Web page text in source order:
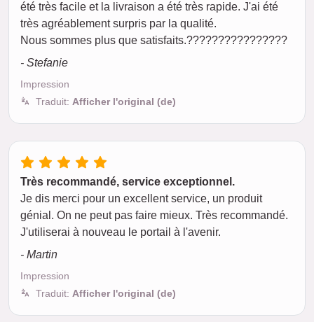
été très facile et la livraison a été très rapide. J'ai été
très agréablement surpris par la qualité.
Nous sommes plus que satisfaits.????????????????
- Stefanie
Impression
Traduit: Afficher l'original (de)
Très recommandé, service exceptionnel.
Je dis merci pour un excellent service, un produit
génial. On ne peut pas faire mieux. Très recommandé.
J'utiliserai à nouveau le portail à l'avenir.
- Martin
Impression
Traduit: Afficher l'original (de)